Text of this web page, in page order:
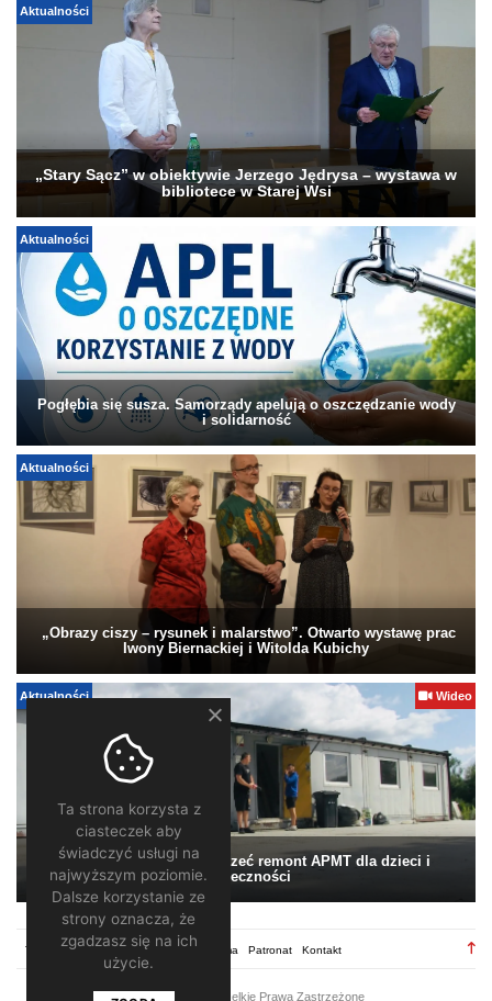
Aktualności
„Stary Sącz” w obiektywie Jerzego Jędrysa – wystawa w
bibliotece w Starej Wsi
Aktualności
Pogłębia się susza. Samorządy apelują o oszczędzanie wody
i solidarność
Aktualności
„Obrazy ciszy – rysunek i malarstwo”. Otwarto wystawę prac
Iwony Biernackiej i Witolda Kubichy
Aktualności Wideo
Pomagamy. Warto wesprzeć remont APMT dla dzieci i
społeczności
Regulamin Redakcja Reklama Patronat Kontakt
Ta strona korzysta z
ciasteczek aby
świadczyć usługi na
najwyższym poziomie.
Dalsze korzystanie ze
strony oznacza, że
zgadzasz się na ich
użycie.